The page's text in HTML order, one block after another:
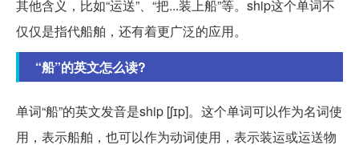
其他含义，比如“运送”、“把...装上船”等。ship这个单词不
仅仅是指代船舶，还有着更广泛的应用。
“船”的英文怎么读?
单词“船”的英文发音是ship [ʃɪp]。这个单词可以作为名词使
用，表示船舶，也可以作为动词使用，表示装运或运送物